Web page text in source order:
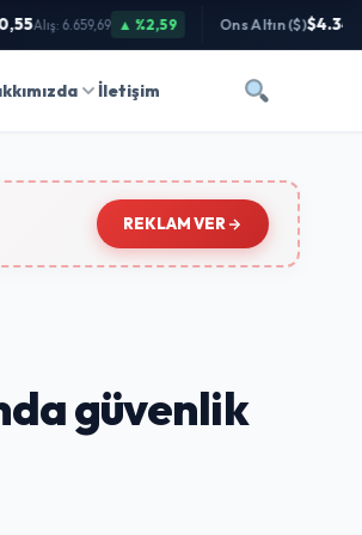
Alış: 6.659,69 ▲ %2,59 Ons Altın ($)
İletişim
REKLAM VER
güvenlik